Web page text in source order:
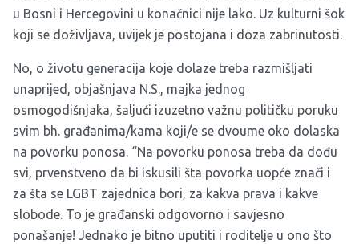
u Bosni i Hercegovini u konačnici nije lako. Uz kulturni šok
koji se doživljava, uvijek je postojana i doza zabrinutosti.
No, o životu generacija koje dolaze treba razmišljati
unaprijed, objašnjava N.S., majka jednog
osmogodišnjaka, šaljući izuzetno važnu političku poruku
svim bh. građanima/kama koji/e se dvoume oko dolaska
na povorku ponosa. “Na povorku ponosa treba da dođu
svi, prvenstveno da bi iskusili šta povorka uopće znači i
za šta se LGBT zajednica bori, za kakva prava i kakve
slobode. To je građanski odgovorno i savjesno
ponašanje! Jednako je bitno uputiti i roditelje u ono što